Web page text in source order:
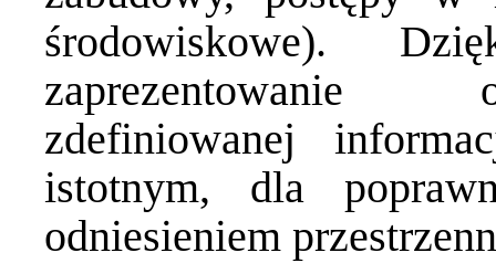
środowiskowe).
zaprezentowanie
zdefiniowanej
istotnym, dla
odniesieniem